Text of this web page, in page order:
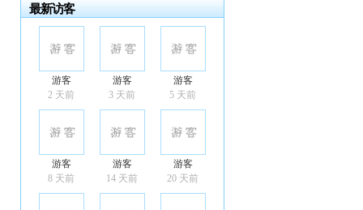
最新访客
游客
2 天前
游客
3 天前
游客
5 天前
游客
8 天前
游客
14 天前
游客
20 天前